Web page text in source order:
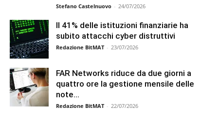
Stefano Castelnuovo - 24/07/2026
Il 41% delle istituzioni finanziarie ha
subito attacchi cyber distruttivi
Redazione BitMAT - 23/07/2026
FAR Networks riduce da due giorni a
quattro ore la gestione mensile delle
note...
Redazione BitMAT - 22/07/2026